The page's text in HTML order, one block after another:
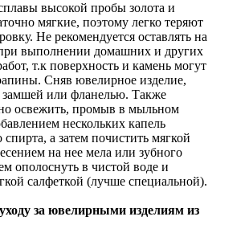
высокой пробы золота и
мягкие, поэтому легко теряют
Не рекомендуется оставлять на
выполнении домашних и других
т.к поверхность и камень могут
Сняв ювелирное изделие,
замшей или фланелью. Также
освежить, промыв в мыльном
нескольких капель
а затем почистить мягкой
на нее мела или зубного
ополоснуть в чистой воде и
салфеткой (лучше специальной).
за ювелирными изделиям из